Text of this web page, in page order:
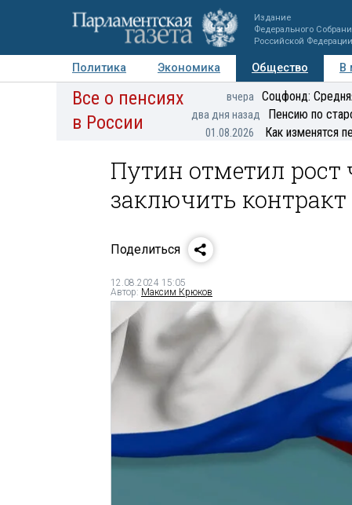
Издание
Федерального
Российской Федерации
Политика Экономика Общество В
Авторы Персоны Мнения Регионы
Все о пенсиях
в России
вчера Соцфонд:
два дня назад Пенсию по
01.08.2026 Как изменятся
Путин отметил
заключить
Поделиться
12.08.2024 15:05
Автор: Максим Крюков